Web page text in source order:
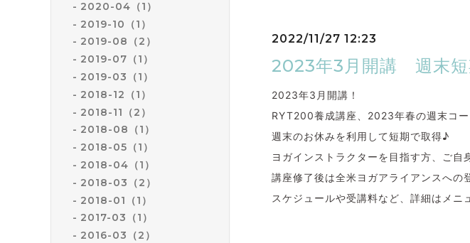
2020-04（1）
2019-10（1）
2019-08（2）
2019-07（1）
2019-03（1）
2018-12（1）
2018-11（2）
2018-08（1）
2018-05（1）
2018-04（1）
2018-03（2）
2018-01（1）
2017-03（1）
2016-03（2）
2022/11/27 12:23
2023年3月開講 週末短
2023年3月開講！
RYT200養成講座、2023年春の週末コー
週末のお休みを利用して短期で取得♪
ヨガインストラクターを目指す方、ご自
講座修了後は全米ヨガアライアンスへの
スケジュールや受講料など、詳細はメニ